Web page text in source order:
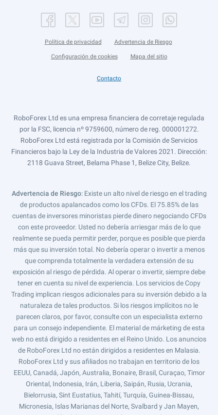
Política de privacidad Advertencia de Riesgo
Configuración de cookies Mapa del sitio
Contacto
RoboForex Ltd es una empresa financiera de corretaje regulada
por la FSC, licencia nº 9759600, número de reg. 000001272.
RoboForex Ltd está registrada por la Comisión de Servicios
Financieros bajo la Ley de la Industria de Valores 2021. Dirección:
2118 Guava Street, Belama Phase 1, Belize City, Belize.
Advertencia de Riesgo: Existe un alto nivel de riesgo en el trading
de productos apalancados como los CFDs. El 75.85% de las
cuentas de inversores minoristas pierde dinero negociando CFDs
con este proveedor. Usted no debería arriesgar más de lo que
realmente se pueda permitir perder, porque es posible que pierda
más que su inversión total. No debería operar o invertir a menos
que comprenda totalmente la verdadera extensión de su
exposición al riesgo de pérdida. Al operar o invertir, siempre debe
tener en cuenta su nivel de experiencia. Los servicios de Copy
Trading implican riesgos adicionales para su inversión debido a la
naturaleza de tales productos. Si los riesgos implícitos no le
parecen claros, por favor, consulte con un especialista externo
para un consejo independiente. El material de márketing de esta
web no está dirigido a residentes en el Reino Unido. Los anuncios
de RoboForex Ltd no están dirigidos a residentes en Malasia.
RoboForex Ltd y sus afiliados no trabajan en territorio de los
EEUU, Canadá, Japón, Australia, Bonaire, Brasil, Curaçao, Timor
Oriental, Indonesia, Irán, Liberia, Saipán, Rusia, Ucrania,
Bielorrusia, Sint Eustatius, Tahití, Turquía, Guinea-Bissau,
Micronesia, Islas Marianas del Norte, Svalbard y Jan Mayen,